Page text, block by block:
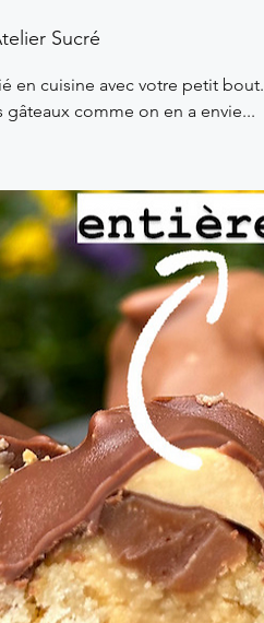
Sucré
en cuisine avec votre petit bout.
comme on en a envie...